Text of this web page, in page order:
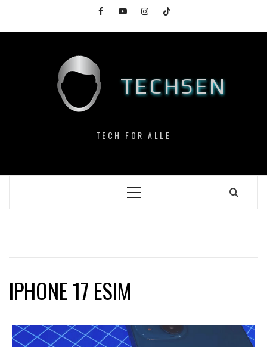
content
FacebookYouTubeInstagramTikTok
TECHSEN
TECH FOR ALLE
Primary
IPHONE 17 ESIM